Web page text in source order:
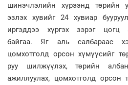
шинэчлэлийн хүрээнд төрийн
эзлэх хувийг 24 хувиар
иргэддээ хүргэх зэрэг цогц
байгаа. Яг аль салбараас
цомхотголд орсон хүмүүсийг
руу шилжүүлэх, төрийн
ажиллуулах, цомхотголд орсон